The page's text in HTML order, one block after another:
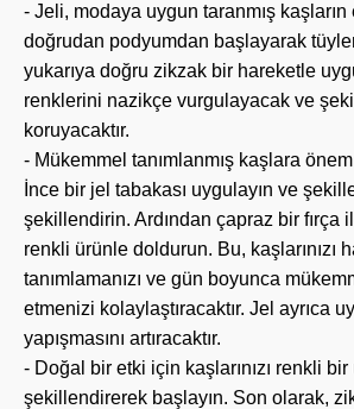
- Jeli, modaya uygun taranmış
doğrudan podyumdan başlayarak
yukarıya doğru zikzak bir hareketle
renklerini nazikçe vurgulayacak ve
koruyacaktır.
- Mükemmel tanımlanmış kaşlara
İnce bir jel tabakası uygulayın ve
şekillendirin. Ardından çapraz bir fırça
renkli ürünle doldurun. Bu, kaşlarınızı
tanımlamanızı ve gün boyunca
etmenizi kolaylaştıracaktır. Jel ayrıca
yapışmasını artıracaktır.
- Doğal bir etki için kaşlarınızı renkli
şekillendirerek başlayın. Son olarak,